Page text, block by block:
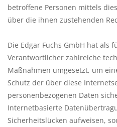
betroffene Personen mittels
über die ihnen zustehenden
Die Edgar Fuchs GmbH hat als
Verantwortlicher zahlreiche
Maßnahmen umgesetzt, um
Schutz der über diese
personenbezogenen Daten
Internetbasierte
Sicherheitslücken aufweisen,